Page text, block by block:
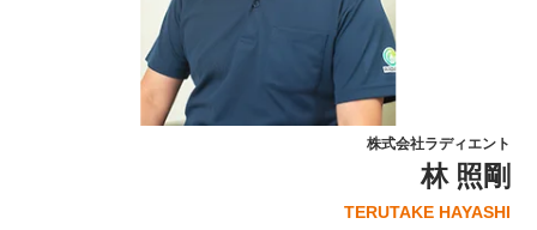
株式会社ラディエント
林 照剛
TERUTAKE HAYASHI